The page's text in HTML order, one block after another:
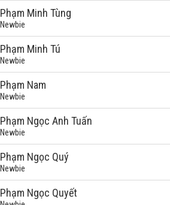
Phạm Minh Tùng
Newbie
Phạm Minh Tú
Newbie
Phạm Nam
Newbie
Phạm Ngọc Anh Tuấn
Newbie
Phạm Ngọc Quý
Newbie
Phạm Ngọc Quyết